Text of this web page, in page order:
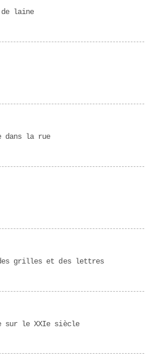
laine
dans la rue
grilles et des lettres
sur le XXIe siècle